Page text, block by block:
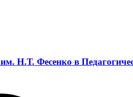
Н.Т. Фесенко в